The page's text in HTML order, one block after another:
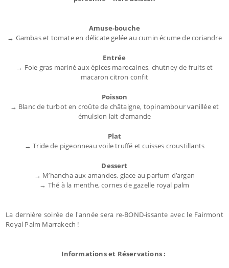
Amuse-bouche
→ Gambas et tomate en délicate gelée au cumin écume de coriandre
Entrée
→ Foie gras mariné aux épices marocaines, chutney de fruits et
macaron citron confit
Poisson
→ Blanc de turbot en croûte de châtaigne, topinambour vanillée et
émulsion lait d’amande
Plat
→ Tride de pigeonneau voile truffé et cuisses croustillants
Dessert
→ M’hancha aux amandes, glace au parfum d’argan
→ Thé à la menthe, cornes de gazelle royal palm
La dernière soirée de l'année sera re-BOND-issante avec le Fairmont
Royal Palm Marrakech !
Informations et Réservations :